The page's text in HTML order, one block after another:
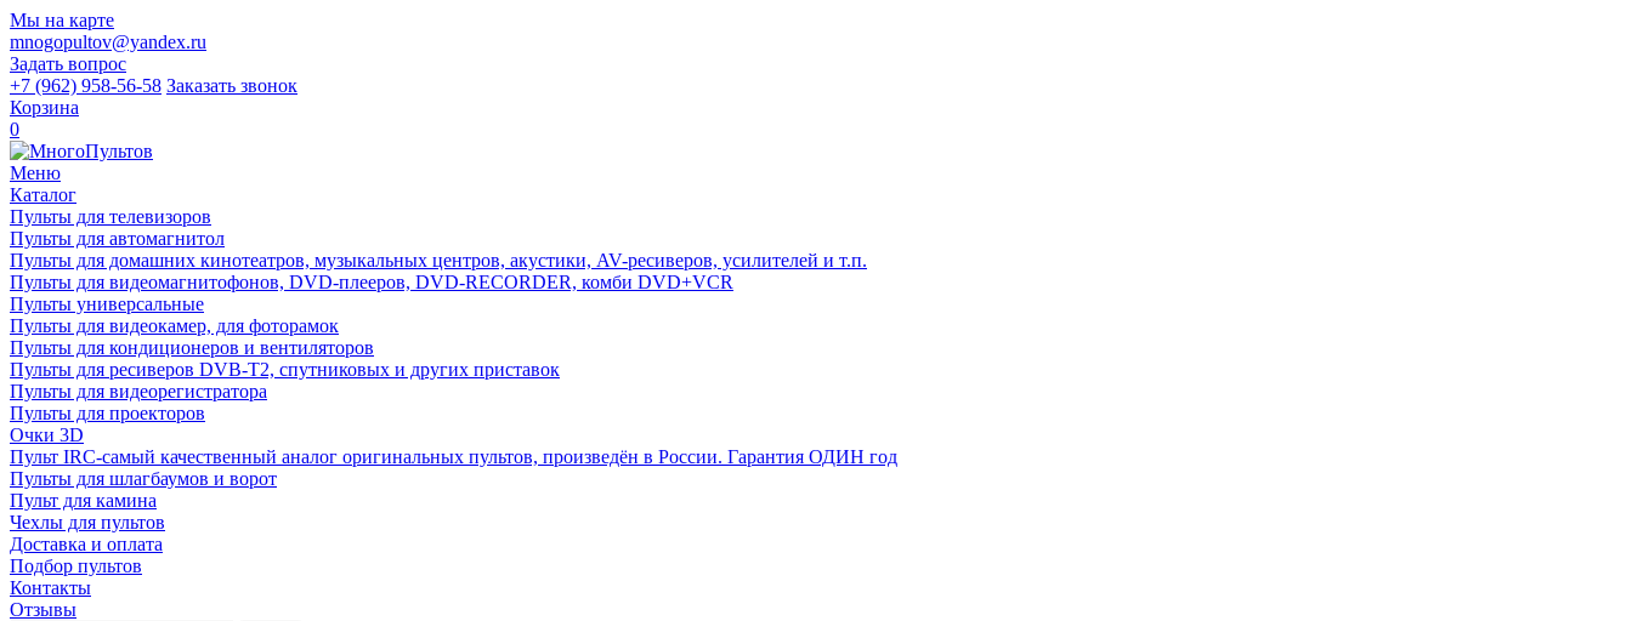
Мы на карте
mnogopultov@yandex.ru
Задать вопрос
+7 (962) 958-56-58 Заказать звонок
Корзина
0
Меню
Каталог
Пульты для телевизоров
Пульты для автомагнитол
Пульты для домашних кинотеатров, музыкальных центров, акустики, AV-ресиверов, усилителей и т.п.
Пульты для видеомагнитофонов, DVD-плееров, DVD-RECORDER, комби DVD+VCR
Пульты универсальные
Пульты для видеокамер, для фоторамок
Пульты для кондиционеров и вентиляторов
Пульты для ресиверов DVB-T2, спутниковых и других приставок
Пульты для видеорегистратора
Пульты для проекторов
Очки 3D
Пульт IRC-самый качественный аналог оригинальных пультов, произведён в России. Гарантия ОДИН год
Пульты для шлагбаумов и ворот
Пульт для камина
Чехлы для пультов
Доставка и оплата
Подбор пультов
Контакты
Отзывы